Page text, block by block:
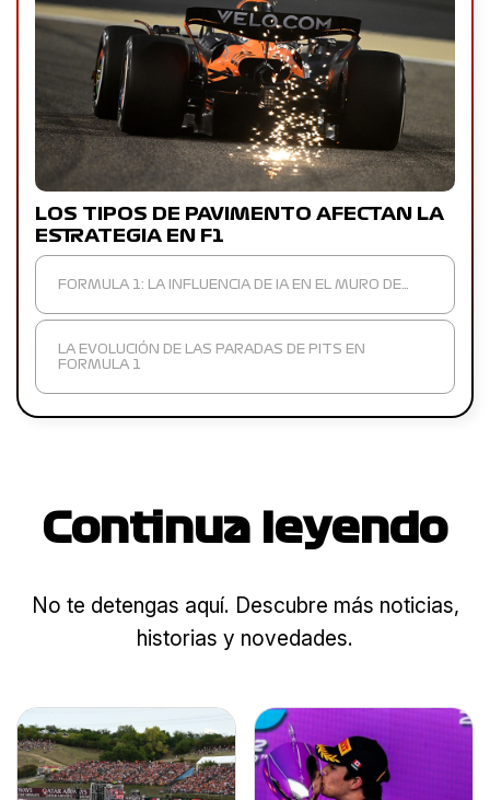
LOS TIPOS DE PAVIMENTO AFECTAN LA
ESTRATEGIA EN F1
FORMULA 1: LA INFLUENCIA DE IA EN EL MURO DE…
LA EVOLUCIÓN DE LAS PARADAS DE PITS EN
FORMULA 1
Continua leyendo
No te detengas aquí. Descubre más noticias,
historias y novedades.